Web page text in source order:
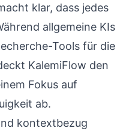
klar, dass jedes
allgemeine KIs
Tools für die
KalemiFlow den
Fokus auf
ab.
kontextbezug